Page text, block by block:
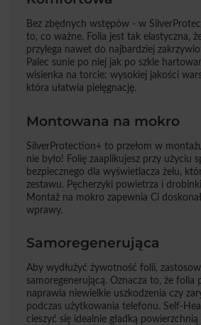
Bez zbędnych wstępów - w
to, co ważne. Folia jest tak elastyczna,
przylega nawet do najbardziej
Palec sunie po niej jak po szkle
wisienka na torcie: wysokiej jakości
która ułatwia pielęgnację.
Montowana na mokro
SilverProtection+ to przełom w
nie było! Folię zaaplikujesz przy użyciu
bezpiecznego dla wyświetlacza żelu,
zestawu. Pęcherzyki powietrza i
Montaż na mokro zapewnia Ci
wprawy.
Samoregenerująca
Aby wydłużyć żywotność folii,
samoregenerującą. Oznacza to, że folia
naprawia niewielkie uszkodzenia czy
podczas użytkowania telefonu. Self-
cieszyć się idealnie gładką powierzchnią